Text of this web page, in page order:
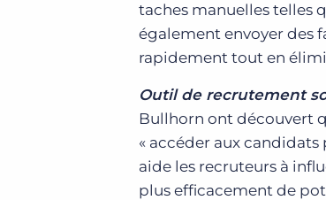
taches manuelles telles
également envoyer des
rapidement tout en
Outil de recrutement
Bullhorn ont découvert
« accéder aux candidats
aide les recruteurs à
plus efficacement de